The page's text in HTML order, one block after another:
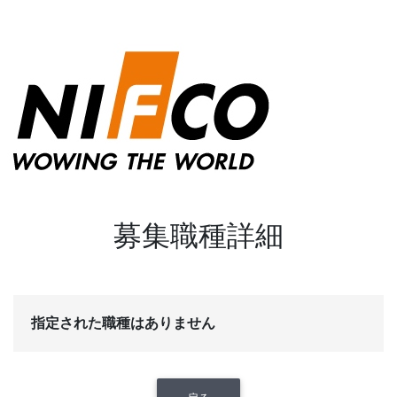
募集職種詳細
指定された職種はありません